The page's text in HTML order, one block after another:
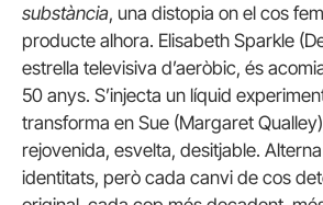
substància, una distopia on el cos
producte alhora. Elisabeth Sparkle
estrella televisiva d’aeròbic, és
50 anys. S’injecta un líquid
transforma en Sue (Margaret
rejovenida, esvelta, desitjable.
identitats, però cada canvi de cos